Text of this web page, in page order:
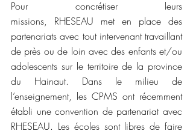
Pour concrétiser leurs
missions, RHESEAU met en place des
partenariats avec tout intervenant travaillant
de près ou de loin avec des enfants et/ou
adolescents sur le territoire de la province
du Hainaut. Dans le milieu de
l’enseignement, les CPMS ont récemment
établi une convention de partenariat avec
RHESEAU. Les écoles sont libres de faire